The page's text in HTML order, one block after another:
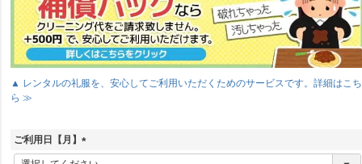
▲ レンタルの礼服を、安心してご利用いただくためのサービスです。詳細はこち
ら ≫
ご利用日【月】
(